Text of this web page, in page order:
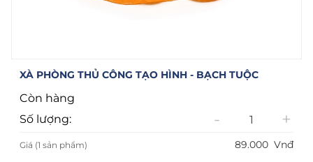
XÀ PHÒNG THỦ CÔNG TẠO HÌNH - BẠCH TUỘC
Còn hàng
Số lượng:
- +
Giá (1 sản phẩm) 89.000 Vnđ